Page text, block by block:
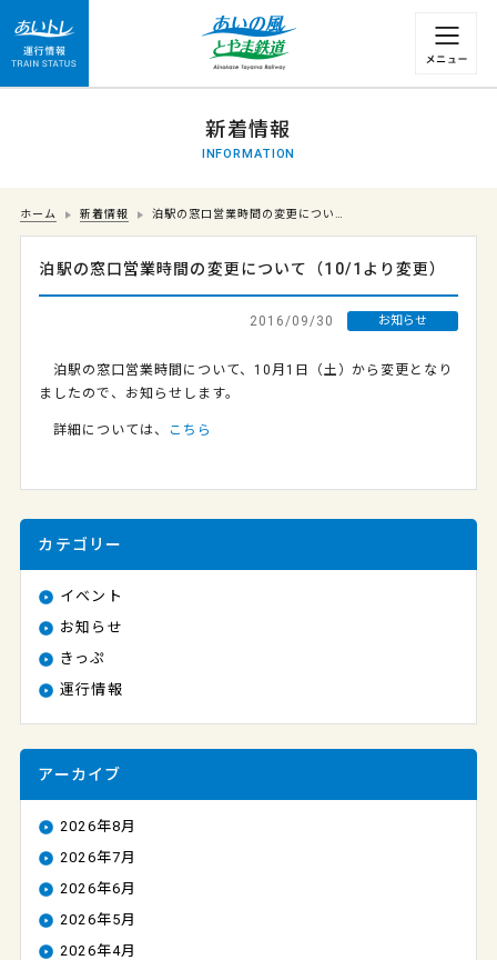
運行情報 列車の遅れ情報等についてはこちら
新着情報
INFORMATION
ホーム 新着情報 泊駅の窓口営業時間の変更につい…
泊駅の窓口営業時間の変更について（10/1より変更）
2016/09/30 お知らせ
泊駅の窓口営業時間について、10月1日（土）から変更となり
ましたので、お知らせします。
詳細については、 こちら
カテゴリー
イベント
お知らせ
きっぷ
運行情報
アーカイブ
2026年8月
2026年7月
2026年6月
2026年5月
2026年4月